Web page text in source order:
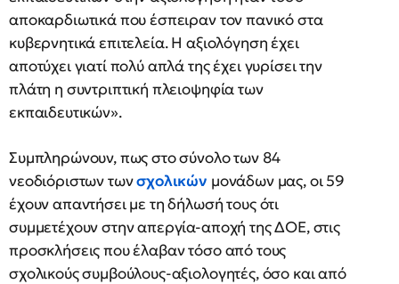
αποκαρδιωτικά που έσπειραν τον πανικό στα
κυβερνητικά επιτελεία. Η αξιολόγηση έχει
αποτύχει γιατί πολύ απλά της έχει γυρίσει την
πλάτη η συντριπτική πλειοψηφία των
εκπαιδευτικών».
Συμπληρώνουν, πως στο σύνολο των 84
νεοδιόριστων τωνσχολικών μονάδων μας, οι 59
έχουν απαντήσει με τη δήλωσή τους ότι
συμμετέχουν στην απεργία-αποχή της ΔΟΕ, στις
προσκλήσεις που έλαβαν τόσο από τους
σχολικούς συμβούλους-αξιολογητές, όσο και από